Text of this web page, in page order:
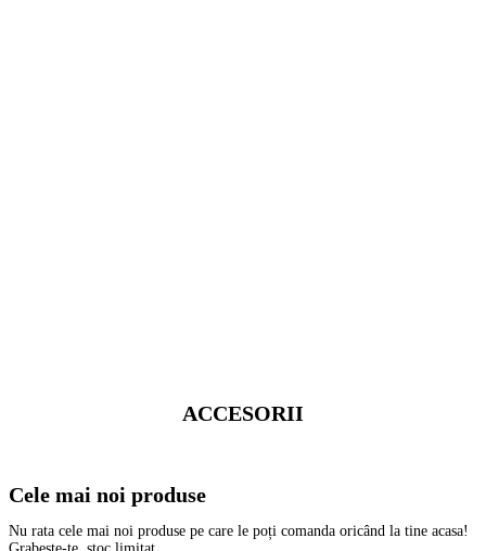
ACCESORII
Cele mai noi produse
Nu rata cele mai noi produse pe care le poți comanda oricând la tine acasa!